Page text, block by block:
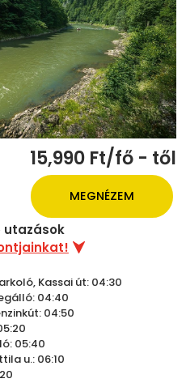
15,990 Ft/fő - től
MEGNÉZEM
utazások
Kassai út: 04:30
04:40
04:50
05:40
u.: 06:10